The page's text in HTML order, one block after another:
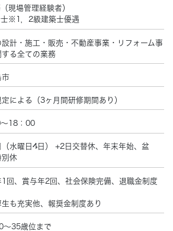
現場管理経験者）
※1，2級建築士優遇
設計・施工・販売・不動産事業・リフォーム事
する全ての業務
市
定による（3ヶ月間研修期間あり）
18：00
（水曜日4日） +2日交替休、年末年始、盆
別休
1回、賞与年2回、社会保険完備、退職金制度
も充実他、報奨金制度あり
～35歳位まで